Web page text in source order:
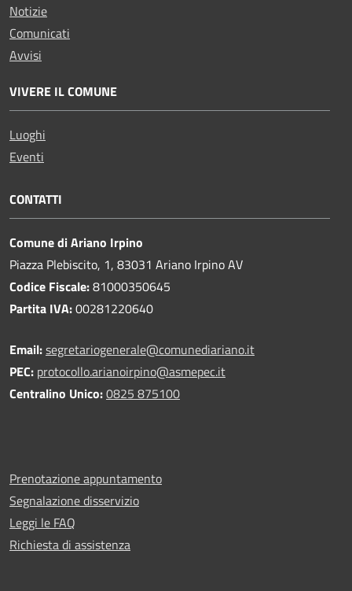
Notizie
Comunicati
Avvisi
VIVERE IL COMUNE
Luoghi
Eventi
CONTATTI
Comune di Ariano Irpino
Piazza Plebiscito, 1, 83031 Ariano Irpino AV
Codice Fiscale:81000350645
Partita IVA:00281220640
Email:segretariogenerale@comunediariano.it
PEC: protocollo.arianoirpino@asmepec.it
Centralino Unico:0825 875100
Prenotazione appuntamento
Segnalazione disservizio
Leggi le FAQ
Richiesta di assistenza